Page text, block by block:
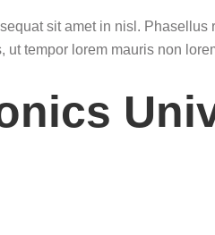
sit amet in nisl.
tempor lorem mauris non